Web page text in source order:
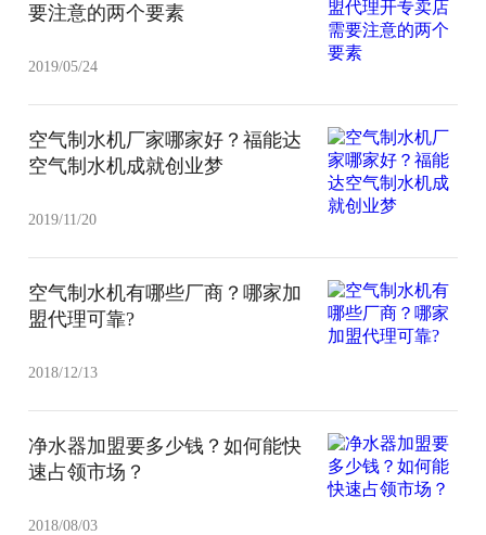
要注意的两个要素
2019/05/24
空气制水机厂家哪家好？福能达
空气制水机成就创业梦
2019/11/20
空气制水机有哪些厂商？哪家加
盟代理可靠?
2018/12/13
净水器加盟要多少钱？如何能快
速占领市场？
2018/08/03